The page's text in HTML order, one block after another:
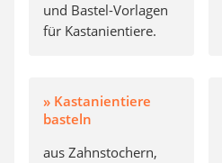
und Bastel-Vorlagen
für Kastanientiere.
» Kastanientiere
basteln
aus Zahnstochern,